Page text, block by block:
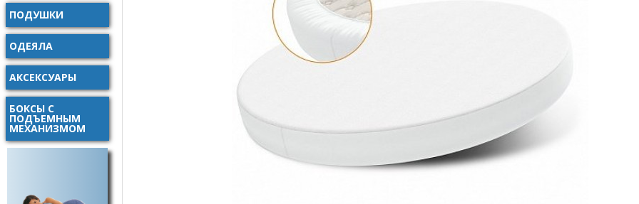
ПОДУШКИ
ОДЕЯЛА
АКСЕКСУАРЫ
БОКСЫ С
ПОДЪЕМНЫМ
МЕХАНИЗМОМ